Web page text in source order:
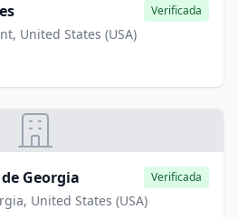
Verificada
United States (USA)
Georgia Verificada
United States (USA)